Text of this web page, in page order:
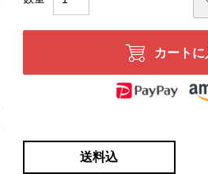
カートに
送料込